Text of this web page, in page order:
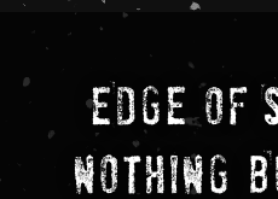
Edge Of
Nothing